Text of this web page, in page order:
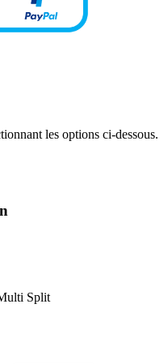
les options ci-dessous.
Split